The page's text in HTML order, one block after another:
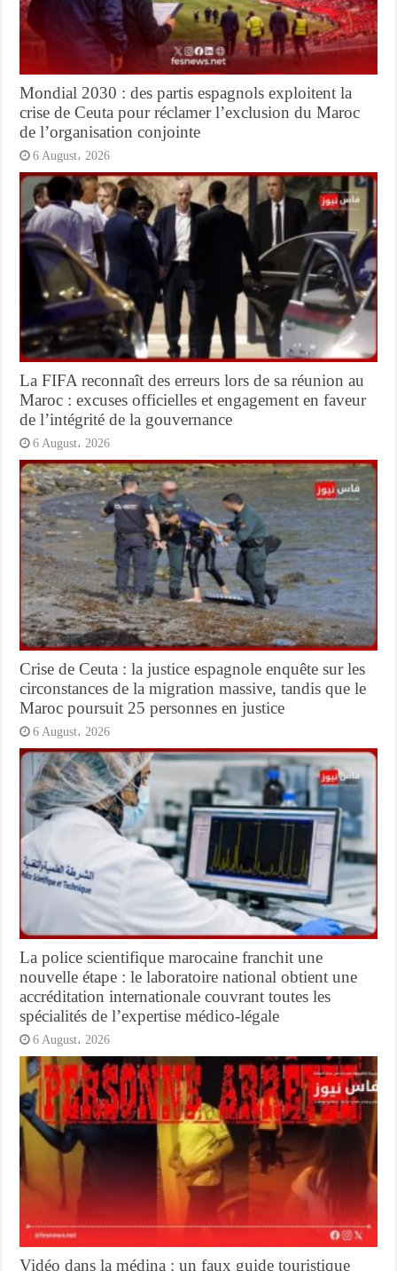
Mondial 2030 : des partis espagnols exploitent la
crise de Ceuta pour réclamer l’exclusion du Maroc
de l’organisation conjointe
6 August، 2026
La FIFA reconnaît des erreurs lors de sa réunion au
Maroc : excuses officielles et engagement en faveur
de l’intégrité de la gouvernance
6 August، 2026
Crise de Ceuta : la justice espagnole enquête sur les
circonstances de la migration massive, tandis que le
Maroc poursuit 25 personnes en justice
6 August، 2026
La police scientifique marocaine franchit une
nouvelle étape : le laboratoire national obtient une
accréditation internationale couvrant toutes les
spécialités de l’expertise médico-légale
6 August، 2026
Vidéo dans la médina : un faux guide touristique